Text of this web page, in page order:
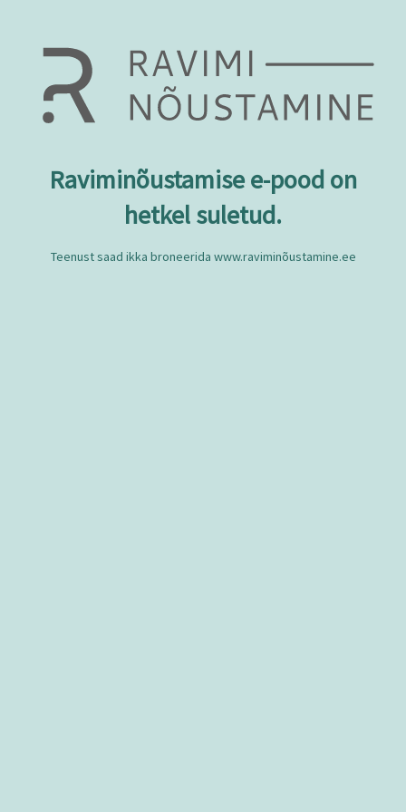
Raviminõustamise e-pood on
hetkel suletud.
Teenust saad ikka broneerida www.raviminõustamine.ee